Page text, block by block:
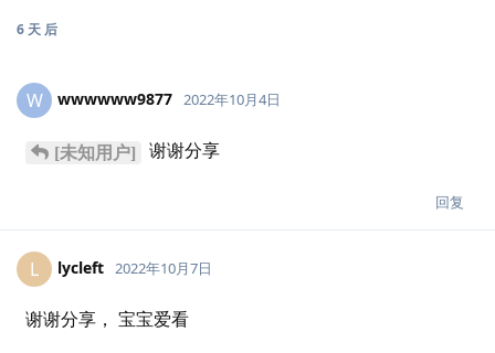
6 天后
W wwwwww9877 2022年10月4日
[未知用户] 谢谢分享
回复
L lycleft 2022年10月7日
谢谢分享， 宝宝爱看